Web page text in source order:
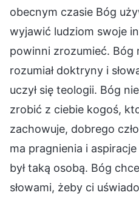
obecnym czasie Bóg
wyjawić ludziom swoje
powinni zrozumieć. Bóg
rozumiał doktryny i
uczył się teologii. Bóg
zrobić z ciebie kogoś,
zachowuje, dobrego
ma pragnienia i
był taką osobą. Bóg
słowami, żeby ci